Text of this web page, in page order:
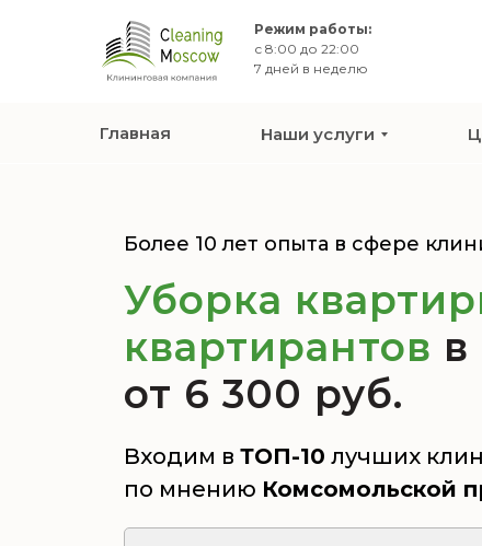
Режим работы:
с 8:00 до 22:00
7 дней в неделю
Главная Наши услуги
Уборка
квартирантов
от 6 300 руб.
Входим в ТОП-10 лучших
по мнению Комсомольской
Более 10 лет опыта в сфере